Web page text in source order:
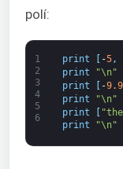
polí:
1
2
3
4
5
6
print -5,
print
"\n"
print
-
print
"\n"
print
[
print
"\n"